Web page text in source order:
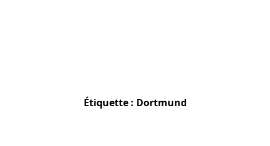
Étiquette : Dortmund